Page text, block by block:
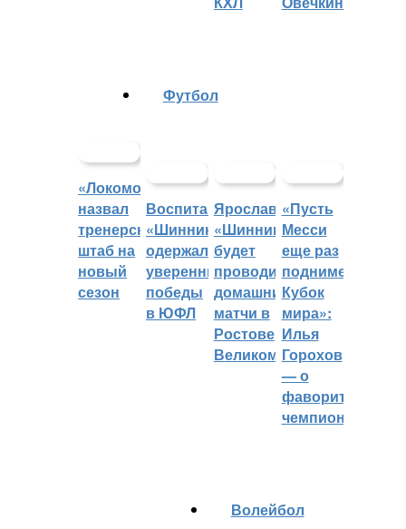
«Локомотив»
назвал
тренерский
штаб на
новый
сезон
Футбол
Воспитанники
«Шинника»
одержали
уверенные
победы
в ЮФЛ
Ярославский
«Шинник»
будет
проводить
домашние
матчи в
Ростове
Великом
«Пусть
Месси
еще раз
поднимет
Кубок
мира»:
Илья
Горохов
— о
фаворитах
чемпионата
Волейбол